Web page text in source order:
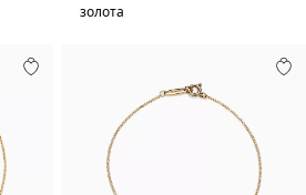
золота